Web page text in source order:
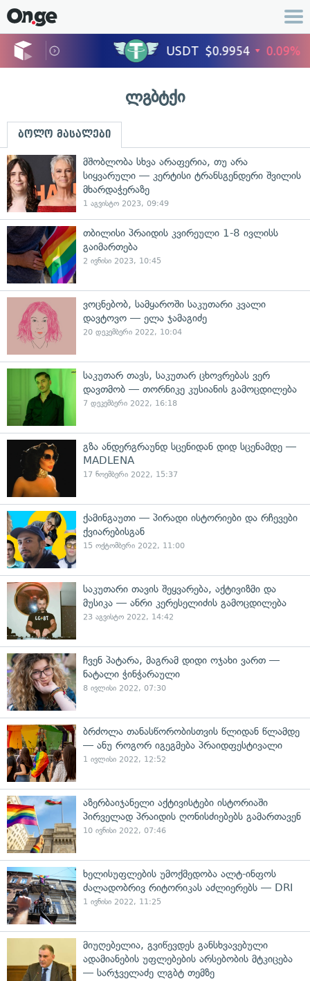
ლგბტქი
ბოლო მასალები
მშობლობა სხვა არაფერია, თუ არა
სიყვარული — კერტისი ტრანსგენდერი შვილის
მხარდაჭერაზე
1 აგვისტო 2023, 09:49
თბილისი პრაიდის კვირეული 1-8 ივლისს
გაიმართება
2 ივნისი 2023, 10:45
ვოცნებობ, სამყაროში საკუთარი კვალი
დავტოვო — ელა ჯამაგიძე
20 დეკემბერი 2022, 10:04
საკუთარ თავს, საკუთარ ცხოვრებას ვერ
დავთმობ — თორნიკე კუსიანის გამოცდილება
7 დეკემბერი 2022, 16:18
გზა ანდერგრაუნდ სცენიდან დიდ სცენამდე —
MADLENA
17 ნოემბერი 2022, 15:37
ქამინგაუთი — პირადი ისტორიები და რჩევები
ქვიარებისგან
15 ოქტომბერი 2022, 11:00
საკუთარი თავის შეყვარება, აქტივიზმი და
მუსიკა — ანრი კერესელიძის გამოცდილება
23 აგვისტო 2022, 14:42
ჩვენ პატარა, მაგრამ დიდი ოჯახი ვართ —
ნატალი ჭინჭარაული
8 ივლისი 2022, 07:30
ბრძოლა თანასწორობისთვის წლიდან წლამდე
— ანუ როგორ იგეგმება პრაიდფესტივალი
1 ივლისი 2022, 12:52
აზერბაიჯანელი აქტივისტები ისტორიაში
პირველად პრაიდის ღონისძიებებს გამართავენ
10 ივნისი 2022, 07:46
ხელისუფლების უმოქმედობა ალტ-ინფოს
ძალადობრივ რიტორიკას აძლიერებს — DRI
1 ივნისი 2022, 11:25
მიუღებელია, გვიწევდეს განსხვავებული
ადამიანების უფლებების არსებობის მტკიცება
— სარჯველაძე ლგბტ თემზე